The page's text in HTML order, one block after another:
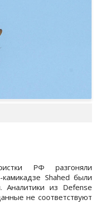
РФ разгоняли
Shahed были
Аналитики из Defense
не соответствуют